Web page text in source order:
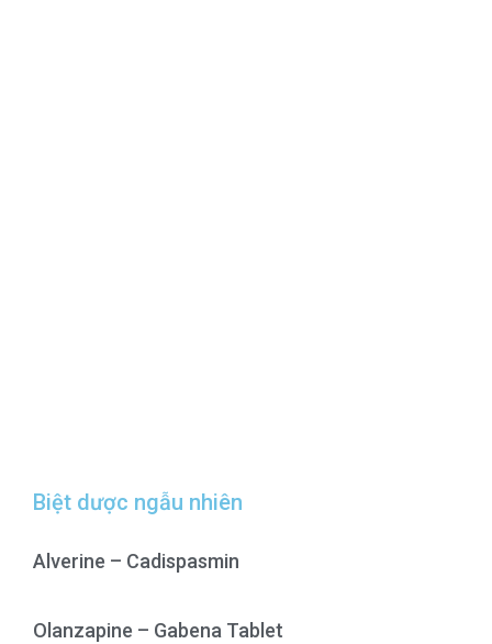
Biệt dược ngẫu nhiên
Alverine – Cadispasmin
Olanzapine – Gabena Tablet